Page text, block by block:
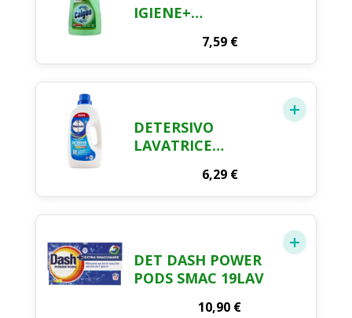
IGIENE+
DISINFETTANTE
750 ML
7,59 €
DETERSIVO
LAVATRICE
6,29 €
DET DASH POWER
PODS SMAC 19LAV
10,90 €